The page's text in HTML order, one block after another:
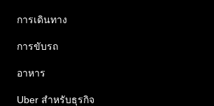
การเดินทาง
การขับรถ
อาหาร
Uber สำหรับธุรกิจ